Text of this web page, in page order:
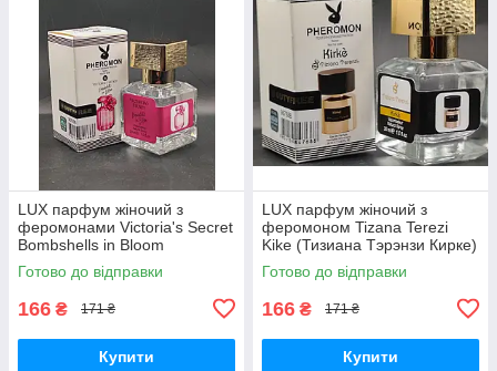
LUX парфум жіночий з
феромонами Victoria's Secret
Bombshells in Bloom
(Виктория сикрет Бомбшел
ин Блум) 30 мл
Готово до відправки
166 ₴ 171 ₴
Купити
LUX парфум жіночий з
феромоном Tizana Terezi
Kike (Тизиана Тэрэнзи Кирке)
30 мл
Готово до відправки
166 ₴ 171 ₴
Купити